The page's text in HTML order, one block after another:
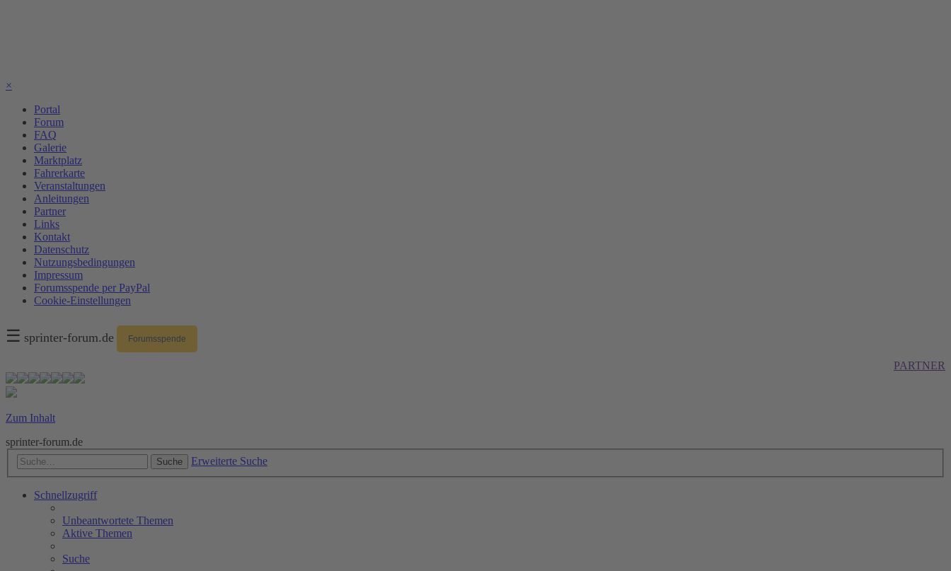
×
Portal
Forum
FAQ
Galerie
Marktplatz
Fahrerkarte
Veranstaltungen
Anleitungen
Partner
Links
Kontakt
Datenschutz
Nutzungsbedingungen
Impressum
Forumsspende per PayPal
Cookie-Einstellungen
☰ sprinter-forum.de Forumsspende
PARTNER
Zum Inhalt
sprinter-forum.de
Suche Erweiterte Suche
Schnellzugriff
Unbeantwortete Themen
Aktive Themen
Suche